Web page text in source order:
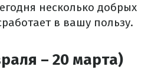
несколько добрых
в вашу пользу.
– 20 марта)